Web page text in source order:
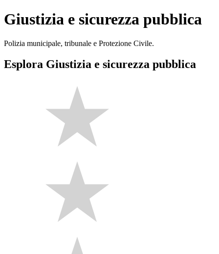
Giustizia e sicurezza pubblica
Polizia municipale, tribunale e Protezione Civile.
Esplora Giustizia e sicurezza pubblica